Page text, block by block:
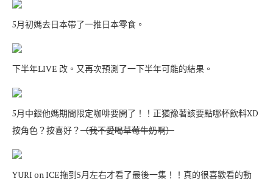
5月初媽去日本帶了一推日本零食。
下半年LIVE 改。又再次預測了一下半年可能的結果。
5月中銀他媽期間限定咖啡要開了！！正猶豫著該要點哪杯飲料XD
按角色？按喜好？（我不愛喝草莓牛奶啊）
YURI on ICE拖到5月左右才看了最後一集！！真的很喜歡看的動